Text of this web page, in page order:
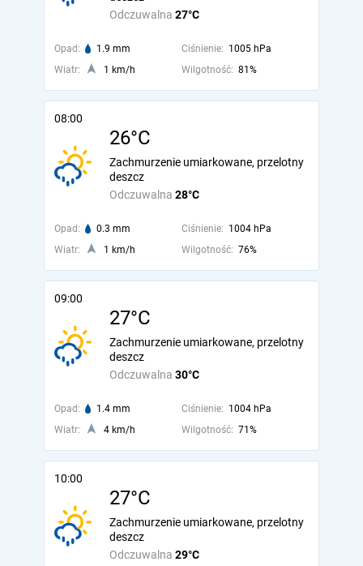
Odczuwalna 27°C
Opad: 1.9 mm Ciśnienie: 1005 hPa
Wiatr:
1 km/h Wilgotność: 81%
08:00
26°C
Odczuwalna 28°C
Zachmurzenie umiarkowane, przelotny
deszcz
Opad: 0.3 mm Ciśnienie: 1004 hPa
Wiatr:
1 km/h Wilgotność: 76%
09:00
27°C
Odczuwalna 30°C
Zachmurzenie umiarkowane, przelotny
deszcz
Opad: 1.4 mm Ciśnienie: 1004 hPa
Wiatr:
4 km/h Wilgotność: 71%
10:00
27°C
Odczuwalna 29°C
Zachmurzenie umiarkowane, przelotny
deszcz